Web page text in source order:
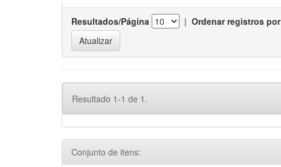
Resultados/Página | Ordenar registros por
Resultado 1-1 de 1.
Conjunto de itens: